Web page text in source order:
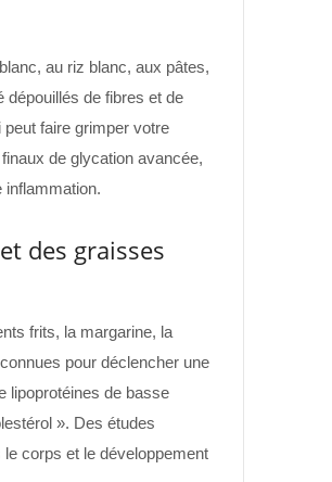
au riz blanc, aux pâtes,
dépouillés de fibres et de
faire grimper votre
de glycation avancée,
inflammation.
des graisses
frits, la margarine, la
pour déclencher une
lipoprotéines de basse
». Des études
le corps et le développement